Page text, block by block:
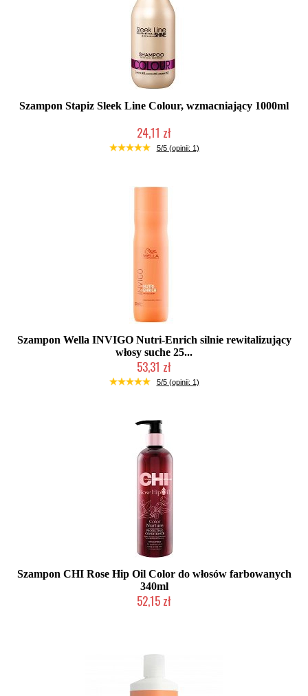
Szampon Stapiz Sleek Line Colour, wzmacniający 1000ml
24,11 zł
Duża ilość (wysyłka w 24h)
5/5 (opinii: 1)
Szampon Wella INVIGO Nutri-Enrich silnie rewitalizujący
włosy suche 25...
53,31 zł
Chwilowo niedostępny
5/5 (opinii: 1)
Szampon CHI Rose Hip Oil Color do włosów farbowanych
340ml
52,15 zł